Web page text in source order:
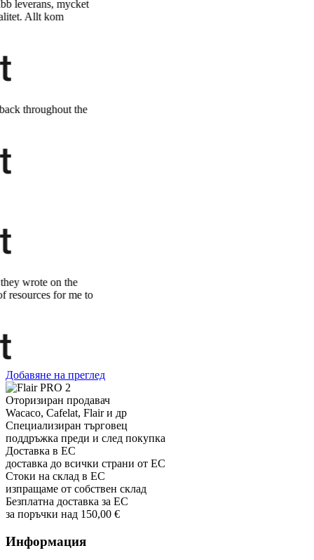
Добавяне на преглед
Оторизиран продавач
Wacaco, Cafelat, Flair и др
Специализиран търговец
поддръжка преди и след покупка
Доставка в ЕС
доставка до всички страни от ЕС
Стоки на склад в ЕС
изпращаме от собствен склад
Безплатна доставка за ЕС
за поръчки над 150,00 €
Информация